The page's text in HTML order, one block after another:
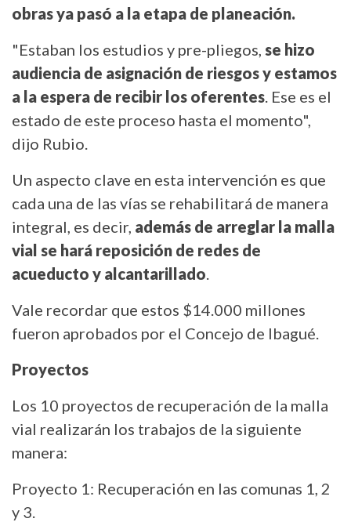
obras ya pasó a la etapa de planeación.
"Estaban los estudios y pre-pliegos, se hizo
audiencia de asignación de riesgos y estamos
a la espera de recibir los oferentes. Ese es el
estado de este proceso hasta el momento",
dijo Rubio.
Un aspecto clave en esta intervención es que
cada una de las vías se rehabilitará de manera
integral, es decir, además de arreglar la malla
vial se hará reposición de redes de
acueducto y alcantarillado.
Vale recordar que estos $14.000 millones
fueron aprobados por el Concejo de Ibagué.
Proyectos
Los 10 proyectos de recuperación de la malla
vial realizarán los trabajos de la siguiente
manera:
Proyecto 1: Recuperación en las comunas 1, 2
y 3.